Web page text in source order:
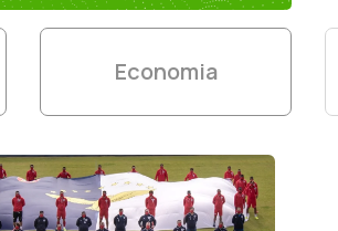
Economia